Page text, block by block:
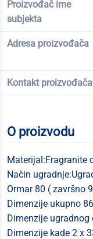
Proizvođač ime
subjekta
Adresa proizvođača
Kontakt proizvođača
O proizvodu
Materijal:Fragranite
Način
Ormar 80 ( završno
Dimenzije ukupno
Dimenzije
Dimenzije kade 2 x